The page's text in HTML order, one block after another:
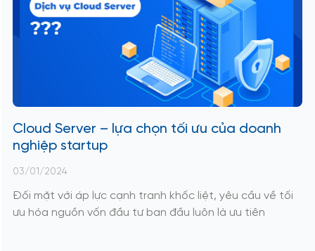
Cloud Server – lựa chọn tối ưu của doanh
nghiệp startup
03/01/2024
Đối mặt với áp lực cạnh tranh khốc liệt, yêu cầu về tối
ưu hóa nguồn vốn đầu tư ban đầu luôn là ưu tiên